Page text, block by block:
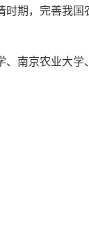
期，完善我
南京农业大